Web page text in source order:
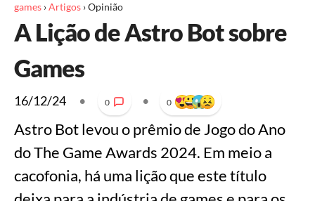
games ›Artigos ›Opinião
A Lição de Astro Bot sobre
Games
16/12/24 • 0 • 0
Astro Bot levou o prêmio de Jogo do Ano
do The Game Awards 2024. Em meio a
cacofonia, há uma lição que este título